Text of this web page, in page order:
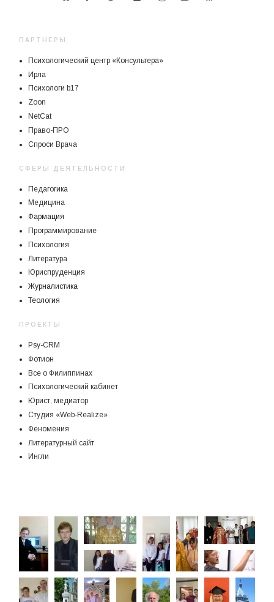
ПАРТНЕРЫ
Психологический центр «Консультера»
Ирла
Психологи b17
Zoon
NetCat
Право-ПРО
Спроси Врача
СФЕРЫ ДЕЯТЕЛЬНОСТИ
Педагогика
Медицина
Фармация
Программирование
Психология
Литература
Юриспруденция
Журналистика
Теология
ПРОЕКТЫ
Psy-CRM
Фотион
Все о Филиппинах
Психологический кабинет
Юрист, медиатор
Студия «Web-Realize»
Феномения
Литературный сайт
Ингли